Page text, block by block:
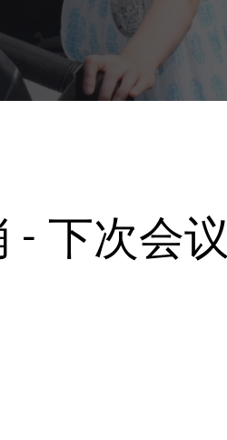
下次会